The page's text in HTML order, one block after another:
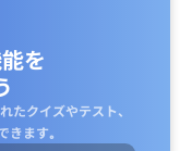
を
たクイズやテスト、
きます｡